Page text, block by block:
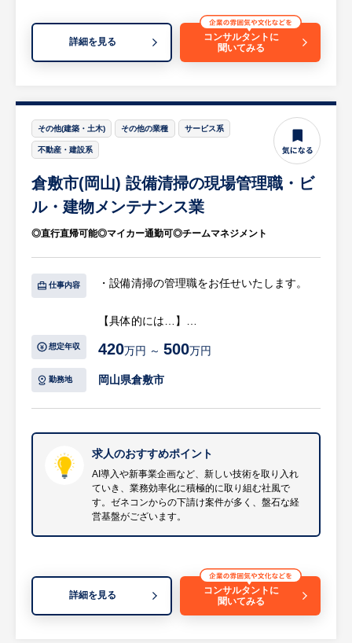
す。
創業50周年を迎え、「社会提案企業」として
物流の枠を超え人々の生活に密着したさまざ
提供し、日本経済や人々の暮らしに貢献して
います。 年間休日125日、完全週休二日制
（土日祝）、夏季・
年末年始休暇も充実しており、ワークライフ
バランスを重視したい方におすすめです。
育休取得率90%以上と、社員が安心して長く
働ける環境が整っています。
詳細を見る
コンサルタントに
聞いてみる
その他(建築・土木) その他の業種 サービス系
不動産・建設系
倉敷市(岡山) 設備清掃の現場管理職・ビ
ル・建物メンテナンス業
◎直行直帰可能◎マイカー通勤可◎チームマネジメント
仕事内容 ・設備清掃の管理職をお任せいたします。
【具体的には…】
・現場管理、指示出し
・現場間のスケジュール管理
等
※詳細は面談時にお伝えします
【HUREX求人担当コメント】
・ビルの総合管理の会社です。様々な部署が
・竣工美装や警備業など部署が分かれてお
り、そのうちの設備清掃の部署への配属とな
ります。
想定年収 420万円 ～ 500万円
勤務地 岡山県倉敷市
求人のおすすめポイント
AI導入や新事業企画など、新しい技術を取り入れ
ていき、業務効率化に積極的に取り組む社風で
す。ゼネコンからの下請け案件が多く、盤石な経
営基盤がございます。
詳細を見る
コンサルタントに
聞いてみる